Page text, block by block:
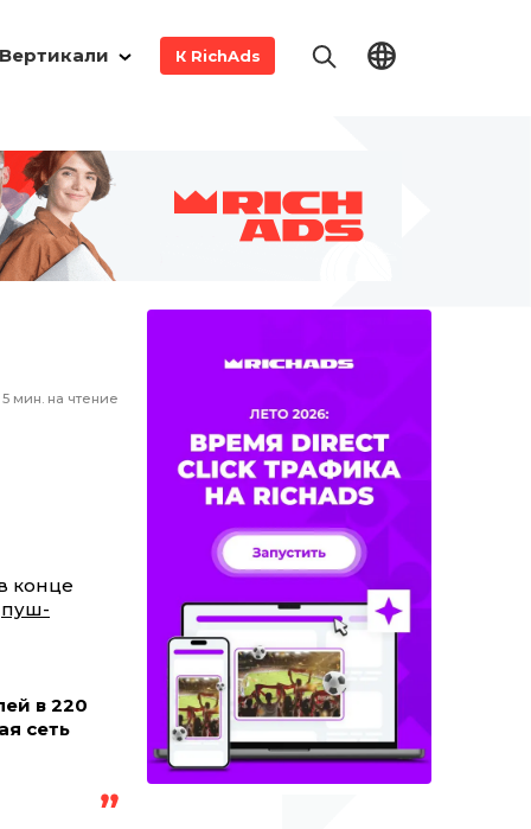
Вертикали К RichAds
5 мин. на чтение
конце
пуш-
в 220
сеть